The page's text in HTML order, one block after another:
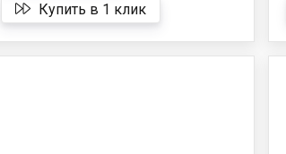
Купить в 1 клик